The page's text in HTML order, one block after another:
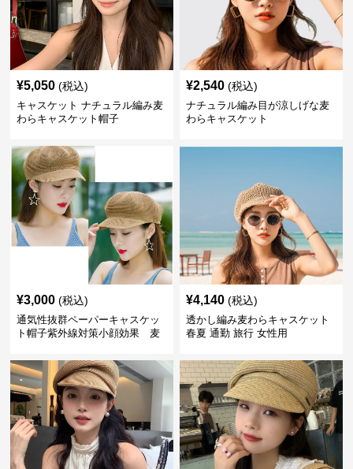
¥5,050 (税込)
キャスケット ナチュラル編み麦
わらキャスケット帽子
¥2,540 (税込)
ナチュラル編み目が涼しげな麦
わらキャスケット
¥3,000 (税込)
通気性抜群ペーパーキャスケッ
ト帽子紫外線対策小顔効果 麦
¥4,140 (税込)
透かし編み麦わらキャスケット
春夏 通勤 旅行 女性用